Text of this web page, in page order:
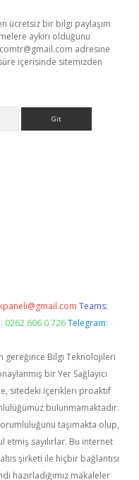
ücretsiz bir bilgi paylaşım
aykırı olduğunu
adresine
içerisinde sitemizden
Teams:
0262 606 0 726 Telegram:
gereğince Bilgi Teknolojileri
bir Yer Sağlayıcı
sitedeki içerikleri proaktif
bulunmamaktadır.
taşımakta olup,
sayılırlar. Bu internet
şirketi ile hiçbir bağlantısı
hazırladığımız makaleler